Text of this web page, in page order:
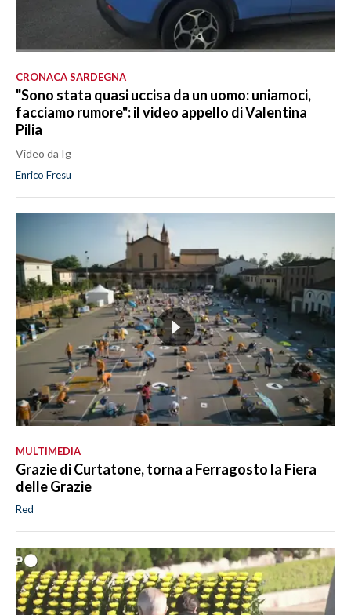
CRONACA SARDEGNA
"Sono stata quasi uccisa da un uomo: uniamoci,
facciamo rumore": il video appello di Valentina
Pilia
Video da Ig
Enrico Fresu
MULTIMEDIA
Grazie di Curtatone, torna a Ferragosto la Fiera
delle Grazie
Red